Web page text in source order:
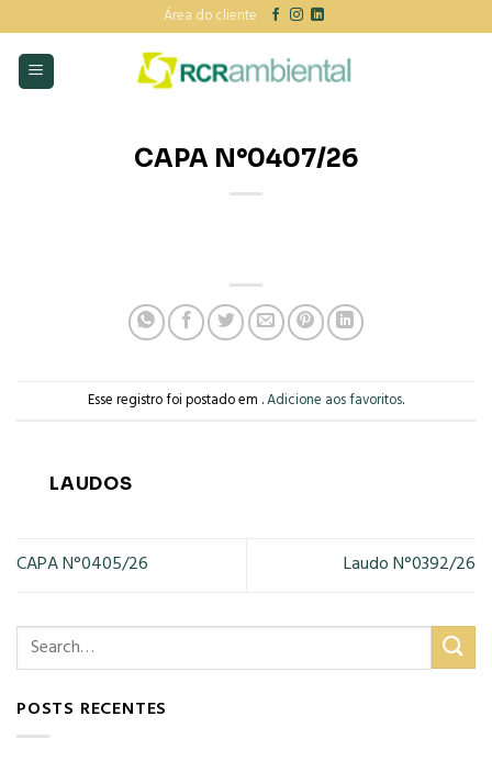
to
content
Área do cliente
CAPA N°0407/26
Esse registro foi postado em .Adicione aos favoritos.
LAUDOS
CAPA N°0405/26 Laudo N°0392/26
POSTS RECENTES